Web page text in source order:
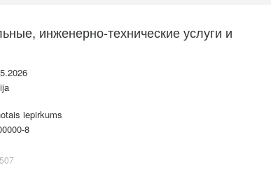
инженерно-технические услуги и
iepirkums
8